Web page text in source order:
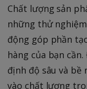
Chất lượng sản
những thử
động góp phần
hàng của bạn
định độ sâu và
vào chất lượng